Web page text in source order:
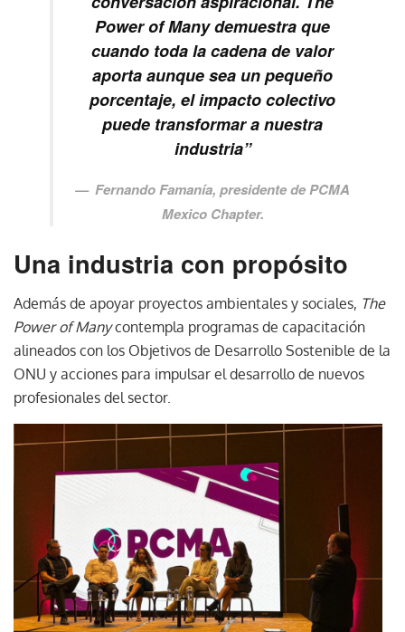
Power of Many demuestra que
cuando toda la cadena de valor
aporta aunque sea un pequeño
porcentaje, el impacto colectivo
puede transformar a nuestra
industria”
Fernando Famanía, presidente de PCMA
Mexico Chapter.
Una industria con propósito
Además de apoyar proyectos ambientales y sociales, The
Power of Manycontempla programas de capacitación
alineados con los Objetivos de Desarrollo Sostenible de la
ONU y acciones para impulsar el desarrollo de nuevos
profesionales del sector.